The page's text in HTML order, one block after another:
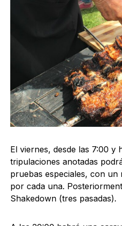
El viernes, desde las 7:00 y
tripulaciones anotadas
pruebas especiales, con un
por cada una.
Shakedown (tres pasadas).